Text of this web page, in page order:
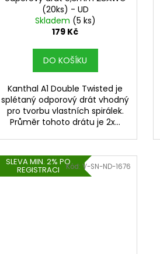
(20ks) - UD
Skladem (5 ks)
179 Kč
DO KOŠÍKU
Kanthal A1 Double Twisted je
splétaný odporový drát vhodný
pro tvorbu vlastních spirálek.
Průměr tohoto drátu je 2x...
SLEVA MIN. 2% PO
REGISTRACI Kód: V-SN-ND-1676